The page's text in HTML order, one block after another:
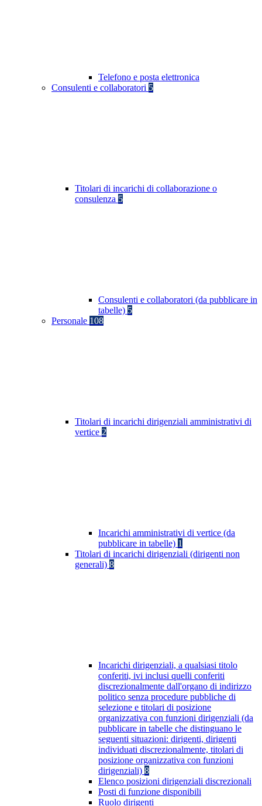
Telefono e posta elettronica
Consulenti e collaboratori 5
Titolari di incarichi di collaborazione o
consulenza 5
Consulenti e collaboratori (da pubblicare in
tabelle) 5
Personale 108
Titolari di incarichi dirigenziali amministrativi di
vertice 2
Incarichi amministrativi di vertice (da
pubblicare in tabelle) 1
Titolari di incarichi dirigenziali (dirigenti non
generali) 8
Incarichi dirigenziali, a qualsiasi titolo
conferiti, ivi inclusi quelli conferiti
discrezionalmente dall'organo di indirizzo
politico senza procedure pubbliche di
selezione e titolari di posizione
organizzativa con funzioni dirigenziali (da
pubblicare in tabelle che distinguano le
seguenti situazioni: dirigenti, dirigenti
individuati discrezionalmente, titolari di
posizione organizzativa con funzioni
dirigenziali) 8
Elenco posizioni dirigenziali discrezionali
Posti di funzione disponibili
Ruolo dirigenti